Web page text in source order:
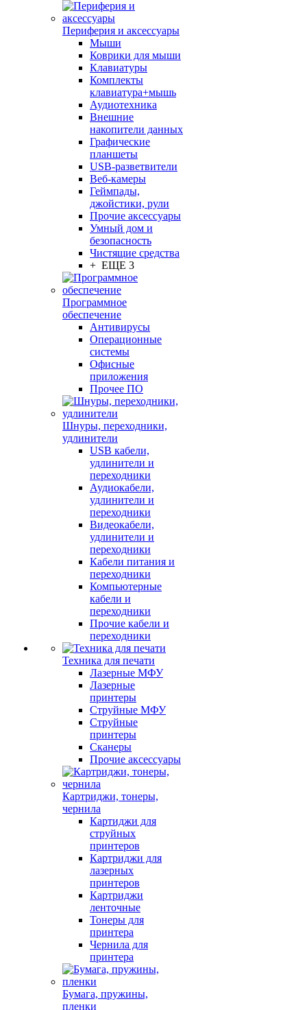
Периферия и аксессуары
Мыши
Коврики для мыши
Клавиатуры
Комплекты
клавиатура+мышь
Аудиотехника
Внешние
накопители данных
Графические
планшеты
USB-разветвители
Веб-камеры
Геймпады,
джойстики, рули
Прочие аксессуары
Умный дом и
безопасность
Чистящие средства
+ ЕЩЕ 3
Программное
обеспечение
Антивирусы
Операционные
системы
Офисные
приложения
Прочее ПО
Шнуры, переходники,
удлинители
USB кабели,
удлинители и
переходники
Аудиокабели,
удлинители и
переходники
Видеокабели,
удлинители и
переходники
Кабели питания и
переходники
Компьютерные
кабели и
переходники
Прочие кабели и
переходники
Техника для печати
Лазерные МФУ
Лазерные
принтеры
Струйные МФУ
Струйные
принтеры
Сканеры
Прочие аксессуары
Картриджи, тонеры,
чернила
Картиджи для
струйных
принтеров
Картриджи для
лазерных
принтеров
Картриджи
ленточные
Тонеры для
принтера
Чернила для
принтера
Бумага, пружины,
пленки